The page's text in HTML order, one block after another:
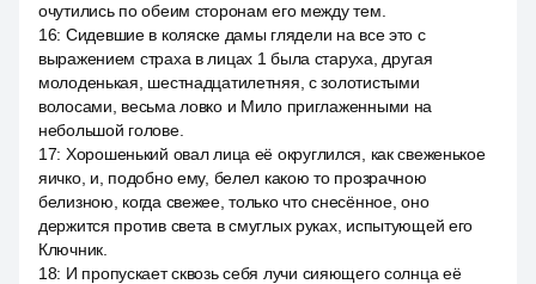
очутились по обеим сторонам его между тем.
16: Сидевшие в коляске дамы глядели на все это с
выражением страха в лицах 1 была старуха, другая
молоденькая, шестнадцатилетняя, с золотистыми
волосами, весьма ловко и Мило приглаженными на
небольшой голове.
17: Хорошенький овал лица её округлился, как свеженькое
яичко, и, подобно ему, белел какою то прозрачною
белизною, когда свежее, только что снесённое, оно
держится против света в смуглых руках, испытующей его
Ключник.
18: И пропускает сквозь себя лучи сияющего солнца её